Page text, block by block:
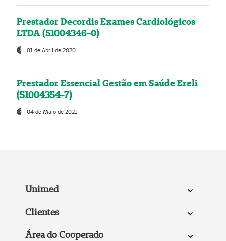
Prestador Decordis Exames Cardiológicos
LTDA (51004346-0)
01 de Abril de 2020
Prestador Essencial Gestão em Saúde Ereli
(51004354-7)
04 de Maio de 2021
Unimed
Clientes
Área do Cooperado